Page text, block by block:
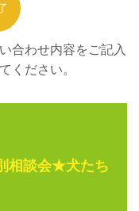
合わせ内容をご記入
ください。
相談会★犬たち